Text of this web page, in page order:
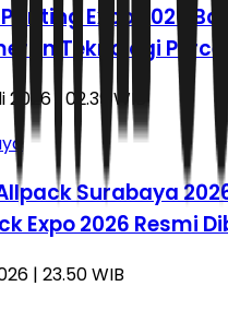
Expo 2026
Teknologi
| 02.39 WIB
Surabaya
Expo 2026 Resmi
| 23.50 WIB